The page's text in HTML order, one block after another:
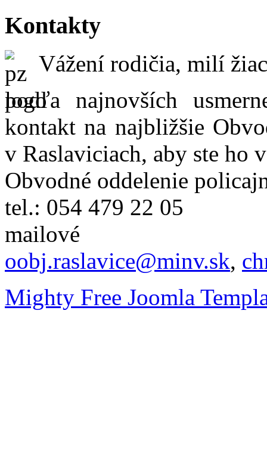
Kontakty
Vážení rodičia, milí
podľa najnovších
kontakt na najbližšie
v Raslaviciach, aby ste ho
Obvodné oddelenie
tel.: 054 479 22 05
oobj.raslavice@minv.sk,
Mighty Free Joomla